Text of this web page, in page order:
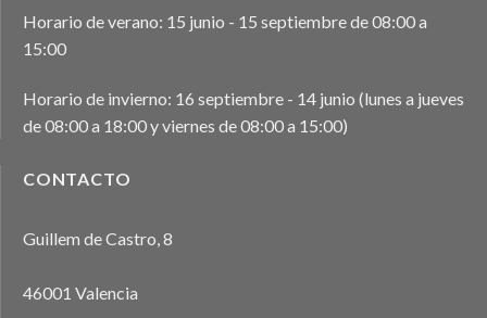
Horario de verano: 15 junio - 15 septiembre de 08:00 a
15:00
Horario de invierno: 16 septiembre - 14 junio (lunes a jueves
de 08:00 a 18:00 y viernes de 08:00 a 15:00)
CONTACTO
Guillem de Castro, 8
46001 Valencia